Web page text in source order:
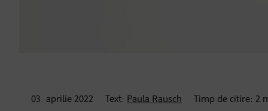
03. aprilie 2022 Text: Paula Rausch Timp de citire: 2